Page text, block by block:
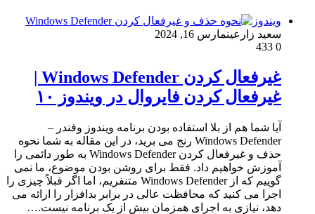
ویندوز
سعید زارعینمارس 16, 2024
0
غیرفعال کردن Windows Defender |
غیرفعال کردن فایروال در ویندوز ۱۰
آیا شما هم از بلا استفاده بودن برنامه ویندوز وفندر –
Windows Defender رنج می برید، در این مقاله به شما نحوه
حذف و غیرفعال کردن Windows Defender به طور دائمی را
آموزش خواهیم داد. فقط برای روشن بودن موضوع، ما نمی
گوییم که از Windows Defender متنفریم، اما اگر قبلاً چیزی را
اجرا می کنید که محافظت عالی در برابر بدافزار را ارائه می
دهد، نیازی به اجرای همزمان بیش از یک برنامه نیست.…